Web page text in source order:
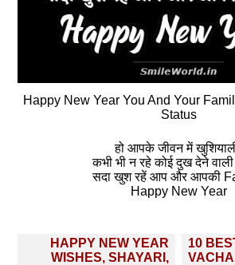
Happy New Year You And Your
Status
हो आपके जीवन में
कभी भी न रहे कोई दुख देने
सदा खुश रहें आप और आपकी
Happy New Year
Post
navigation
HAPPY NEW YEAR
WISHES, SHAYARI,
10